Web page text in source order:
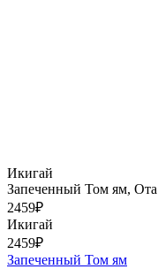
Икигай
Запеченный Том ям,
2459₽
Икигай
2459₽
Запеченный Том ям